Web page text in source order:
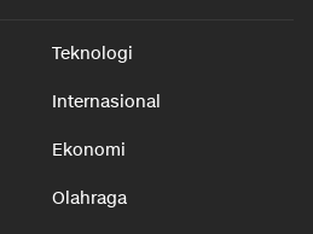
Teknologi
Internasional
Ekonomi
Olahraga